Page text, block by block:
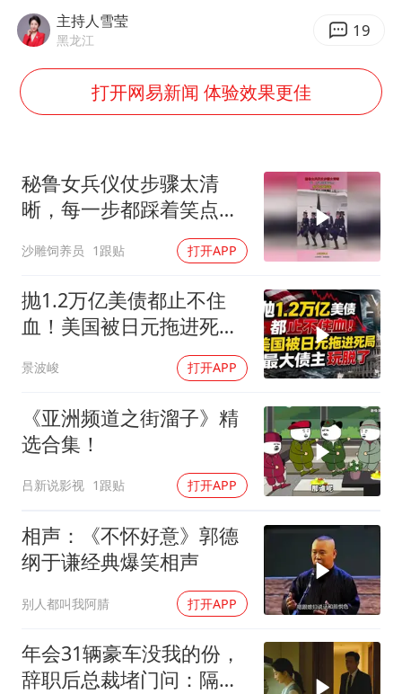
手机真会“偷听”我们说话吗
“皋”在低处
加沙约14万栋建筑被完全摧毁
从科技创新看开局起步的时与势
主持人雪莹
黑龙江 19
打开网易新闻 体验效果更佳
秘鲁女兵仪仗步骤太清
晰，每一步都踩着笑点，
沙雕饲养员 1跟贴 打开APP
抛1.2万亿美债都止不住
血！美国被日元拖进死
局，最大债主玩脱了
景波峻 打开APP
《亚洲频道之街溜子》精
选合集！
吕新说影视 1跟贴 打开APP
相声：《不怀好意》郭德
纲于谦经典爆笑相声
别人都叫我阿腈 打开APP
年会31辆豪车没我的份，
辞职后总裁堵门问：隔壁